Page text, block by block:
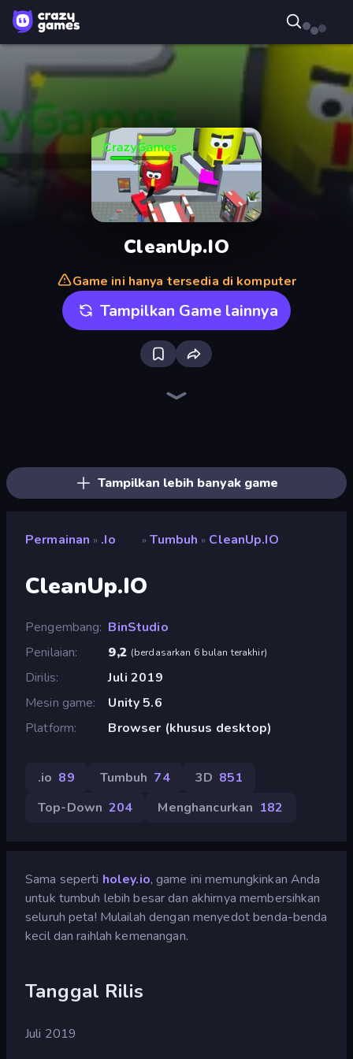
CleanUp.IO
Game ini hanya tersedia di komputer
Tampilkan Game lainnya
Tampilkan lebih banyak game
Permainan » .io » Tumbuh » CleanUp.IO
CleanUp.IO
Pengembang BinStudio
Penilaian
9,2 (berdasarkan 6 bulan terakhir)
Dirilis
Juli 2019
Mesin game
Unity 5.6
Platform
Browser (khusus desktop)
.io 89 Tumbuh 74 3D 851
Top-Down 204 Menghancurkan 182
Sama seperti holey.io, game ini memungkinkan Anda
untuk tumbuh lebih besar dan akhirnya membersihkan
seluruh peta! Mulailah dengan menyedot benda-benda
kecil dan raihlah kemenangan.
Tanggal Rilis
Juli 2019